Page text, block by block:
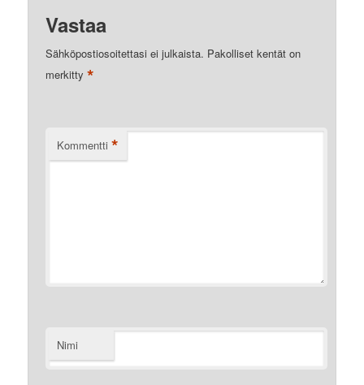
Vastaa
Sähköpostiosoitettasi ei julkaista. Pakolliset kentät on
merkitty*
Kommentti *
Nimi